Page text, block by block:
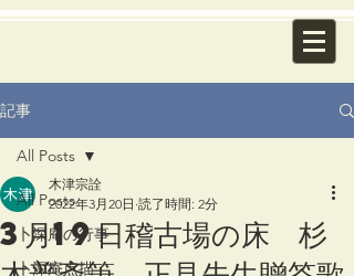
記事
All Posts
卜深庵の行事
卜深庵点描
All Posts
3月19日稽古場の床 杉
木津宗詮
2022年3月20日 読了時間: 2分